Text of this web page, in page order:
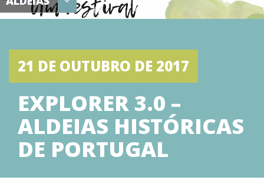
21 DE OUTUBRO DE 2017
EXPLORER 3.0 –
ALDEIAS HISTÓRICAS
DE PORTUGAL